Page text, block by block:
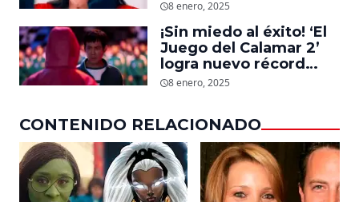
daño que le hizo la
industria a su cuerpo
8 enero, 2025
¡Sin miedo al éxito! ‘El
Juego del Calamar 2’
logra nuevo récord
mundial en tan solo 11
8 enero, 2025
CONTENIDO RELACIONADO